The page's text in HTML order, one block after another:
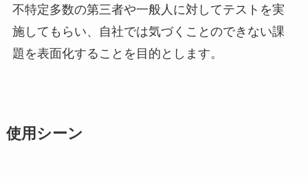
不特定多数の第三者や一般人に対してテストを実
施してもらい、自社では気づくことのできない課
題を表面化することを目的とします。
使用シーン